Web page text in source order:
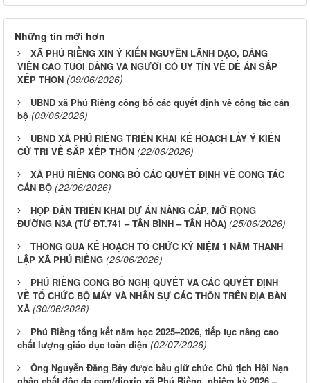
Những tin mới hơn
XÃ PHÚ RIỀNG XIN Ý KIẾN NGUYÊN LÃNH ĐẠO, ĐẢNG
VIÊN CAO TUỔI ĐẢNG VÀ NGƯỜI CÓ UY TÍN VỀ ĐỀ ÁN SẮP
XẾP THÔN (09/06/2026)
UBND xã Phú Riềng công bố các quyết định về công tác cán
bộ (09/06/2026)
UBND XÃ PHÚ RIỀNG TRIỂN KHAI KẾ HOẠCH LẤY Ý KIẾN
CỬ TRI VỀ SẮP XẾP THÔN (22/06/2026)
XÃ PHÚ RIỀNG CÔNG BỐ CÁC QUYẾT ĐỊNH VỀ CÔNG TÁC
CÁN BỘ (22/06/2026)
HỌP DÂN TRIỂN KHAI DỰ ÁN NÂNG CẤP, MỞ RỘNG
ĐƯỜNG N3A (TỪ ĐT.741 – TÂN BÌNH – TÂN HÒA) (25/06/2026)
THÔNG QUA KẾ HOẠCH TỔ CHỨC KỶ NIỆM 1 NĂM THÀNH
LẬP XÃ PHÚ RIỀNG (26/06/2026)
PHÚ RIỀNG CÔNG BỐ NGHỊ QUYẾT VÀ CÁC QUYẾT ĐỊNH
VỀ TỔ CHỨC BỘ MÁY VÀ NHÂN SỰ CÁC THÔN TRÊN ĐỊA BÀN
XÃ (30/06/2026)
Phú Riềng tổng kết năm học 2025–2026, tiếp tục nâng cao
chất lượng giáo dục toàn diện (02/07/2026)
Ông Nguyễn Đăng Bảy được bầu giữ chức Chủ tịch Hội Nạn